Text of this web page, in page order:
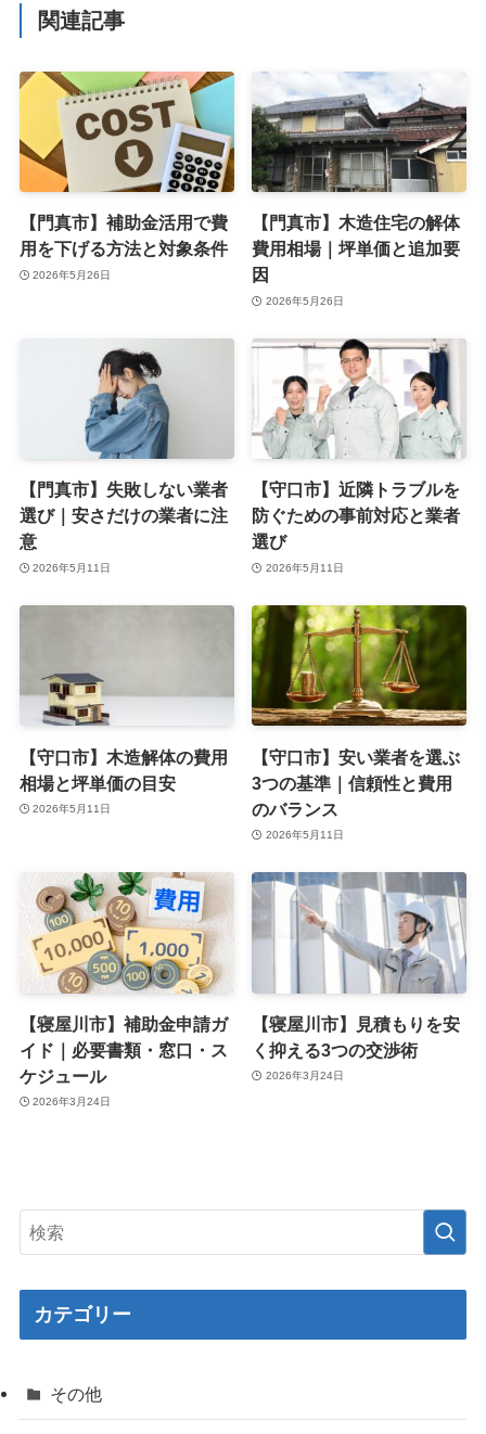
関連記事
【門真市】補助金活用で費
用を下げる方法と対象条件
2026年5月26日
【門真市】木造住宅の解体
費用相場｜坪単価と追加要
因
2026年5月26日
【門真市】失敗しない業者
選び｜安さだけの業者に注
意
2026年5月11日
【守口市】近隣トラブルを
防ぐための事前対応と業者
選び
2026年5月11日
【守口市】木造解体の費用
相場と坪単価の目安
2026年5月11日
【守口市】安い業者を選ぶ
3つの基準｜信頼性と費用
のバランス
2026年5月11日
【寝屋川市】補助金申請ガ
イド｜必要書類・窓口・ス
ケジュール
2026年3月24日
【寝屋川市】見積もりを安
く抑える3つの交渉術
2026年3月24日
カテゴリー
その他